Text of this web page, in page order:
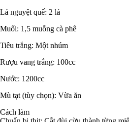
Lá nguyệt quế: 2 lá
Muối: 1,5 muỗng cà phê
Tiêu trắng: Một nhúm
Rượu vang trắng: 100cc
Nước: 1200cc
Mù tạt (tùy chọn): Vừa ăn
Cách làm